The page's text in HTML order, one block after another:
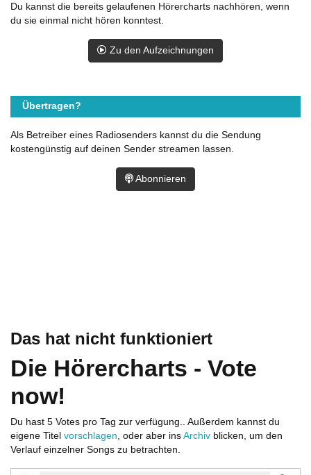
Das hat nicht funktioniert
Die Hörercharts - Vote
now!
Du hast 5 Votes pro Tag zur verfügung.. Außerdem kannst du
eigene Titel vorschlagen, oder aber ins Archiv blicken, um den
Verlauf einzelner Songs zu betrachten.
Du kannst die bereits gelaufenen Hörercharts nachhören, wenn
du sie einmal nicht hören konntest.
Zu den Aufzeichnungen
Übertragen?
Als Betreiber eines Radiosenders kannst du die Sendung
kostengünstig auf deinen Sender streamen lassen.
Abonnieren